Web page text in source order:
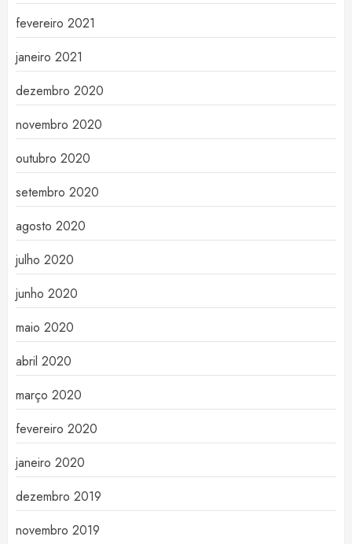
fevereiro 2021
janeiro 2021
dezembro 2020
novembro 2020
outubro 2020
setembro 2020
agosto 2020
julho 2020
junho 2020
maio 2020
abril 2020
março 2020
fevereiro 2020
janeiro 2020
dezembro 2019
novembro 2019